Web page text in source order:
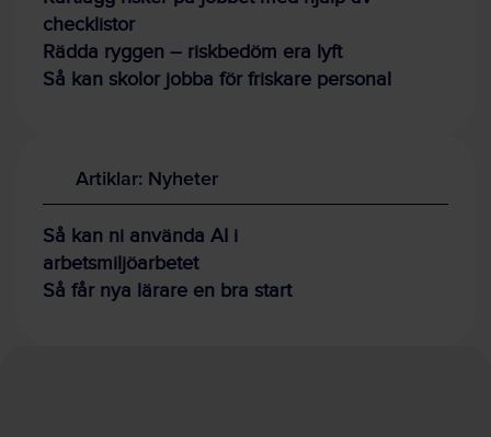
checklistor
Rädda ryggen – riskbedöm era lyft
Så kan skolor jobba för friskare personal
Artiklar: Nyheter
Så kan ni använda AI i
arbetsmiljöarbetet
Så får nya lärare en bra start